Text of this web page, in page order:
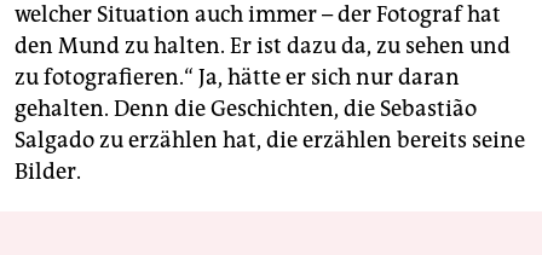
welcher Situation auch immer – der Fotograf hat
den Mund zu halten. Er ist dazu da, zu sehen und
zu fotografieren.“ Ja, hätte er sich nur daran
gehalten. Denn die Geschichten, die Sebastião
Salgado zu erzählen hat, die erzählen bereits seine
Bilder.